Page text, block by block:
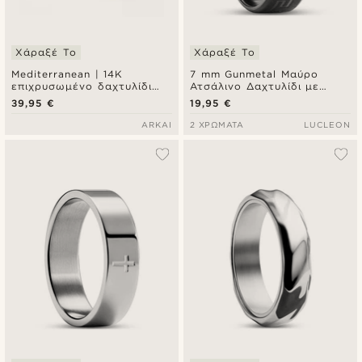
Mediterranean | 14K
επιχρυσωμένο δαχτυλίδι
signet με trio ζιρκόνια
σμαραγδί πράσινο
Χάραξέ Το
39,95 €
ARKAI
7 mm Gunmetal Μαύρο
Ατσάλινο Δαχτυλίδι με
Μοτίβο Μαίανδρο
Χάραξέ Το
19,95 €
2 ΧΡΏΜΑΤΑ LUCLEON